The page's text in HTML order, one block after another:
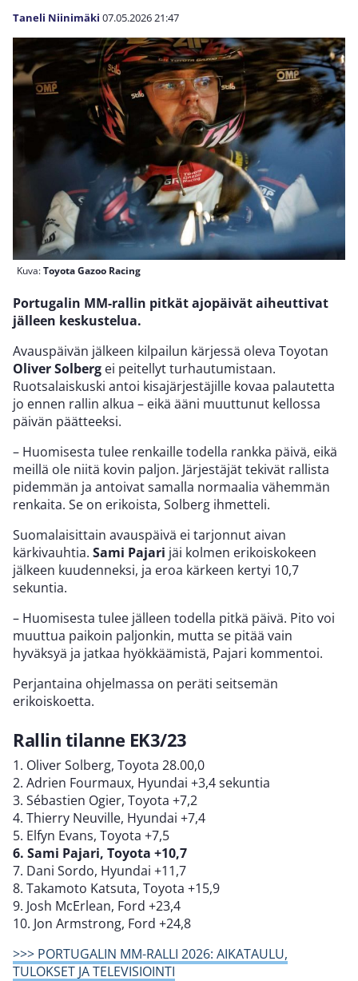
Taneli Niinimäki 07.05.202621:47
Kuva:Toyota Gazoo Racing
Portugalin MM-rallin pitkät ajopäivät aiheuttivat
jälleen keskustelua.
Avauspäivän jälkeen kilpailun kärjessä oleva Toyotan
Oliver Solberg ei peitellyt turhautumistaan.
Ruotsalaiskuski antoi kisajärjestäjille kovaa palautetta
jo ennen rallin alkua – eikä ääni muuttunut kellossa
päivän päätteeksi.
– Huomisesta tulee renkaille todella rankka päivä, eikä
meillä ole niitä kovin paljon. Järjestäjät tekivät rallista
pidemmän ja antoivat samalla normaalia vähemmän
renkaita. Se on erikoista, Solberg ihmetteli.
Suomalaisittain avauspäivä ei tarjonnut aivan
kärkivauhtia. Sami Pajari jäi kolmen erikoiskokeen
jälkeen kuudenneksi, ja eroa kärkeen kertyi 10,7
sekuntia.
– Huomisesta tulee jälleen todella pitkä päivä. Pito voi
muuttua paikoin paljonkin, mutta se pitää vain
hyväksyä ja jatkaa hyökkäämistä, Pajari kommentoi.
Perjantaina ohjelmassa on peräti seitsemän
erikoiskoetta.
Rallin tilanne EK3/23
1. Oliver Solberg, Toyota 28.00,0
2. Adrien Fourmaux, Hyundai +3,4 sekuntia
3. Sébastien Ogier, Toyota +7,2
4. Thierry Neuville, Hyundai +7,4
5. Elfyn Evans, Toyota +7,5
6. Sami Pajari, Toyota +10,7
7. Dani Sordo, Hyundai +11,7
8. Takamoto Katsuta, Toyota +15,9
9. Josh McErlean, Ford +23,4
10. Jon Armstrong, Ford +24,8
>>> PORTUGALIN MM-RALLI 2026: AIKATAULU,
TULOKSET JA TELEVISIOINTI